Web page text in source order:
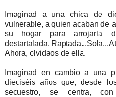
Imaginad a una chica de
vulnerable, a quien acaban de
su hogar para arrojarla
destartalada.
Ahora, olvidaos de ella.
Imaginad en cambio a una
dieciséis años que, desde
secuestro, se centra,